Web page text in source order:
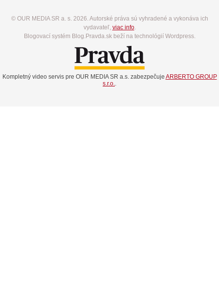
© OUR MEDIA SR a. s. 2026. Autorské práva sú vyhradené a vykonáva ich
vydavateľ, viac info.
Blogovací systém Blog.Pravda.sk beží na technológií Wordpress.
Kompletný video servis pre OUR MEDIA SR a.s. zabezpečuje ARBERTO GROUP
s.r.o.